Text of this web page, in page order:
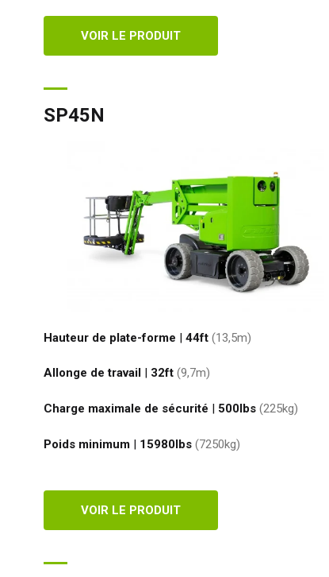
VOIR LE PRODUIT
SP45N
Hauteur de plate-forme | 44ft (13,5m)
Allonge de travail 32ft (9,7m)
Charge maximale de sécurité | 500lbs (225kg)
Poids minimum| 15980lbs (7250kg)
VOIR LE PRODUIT